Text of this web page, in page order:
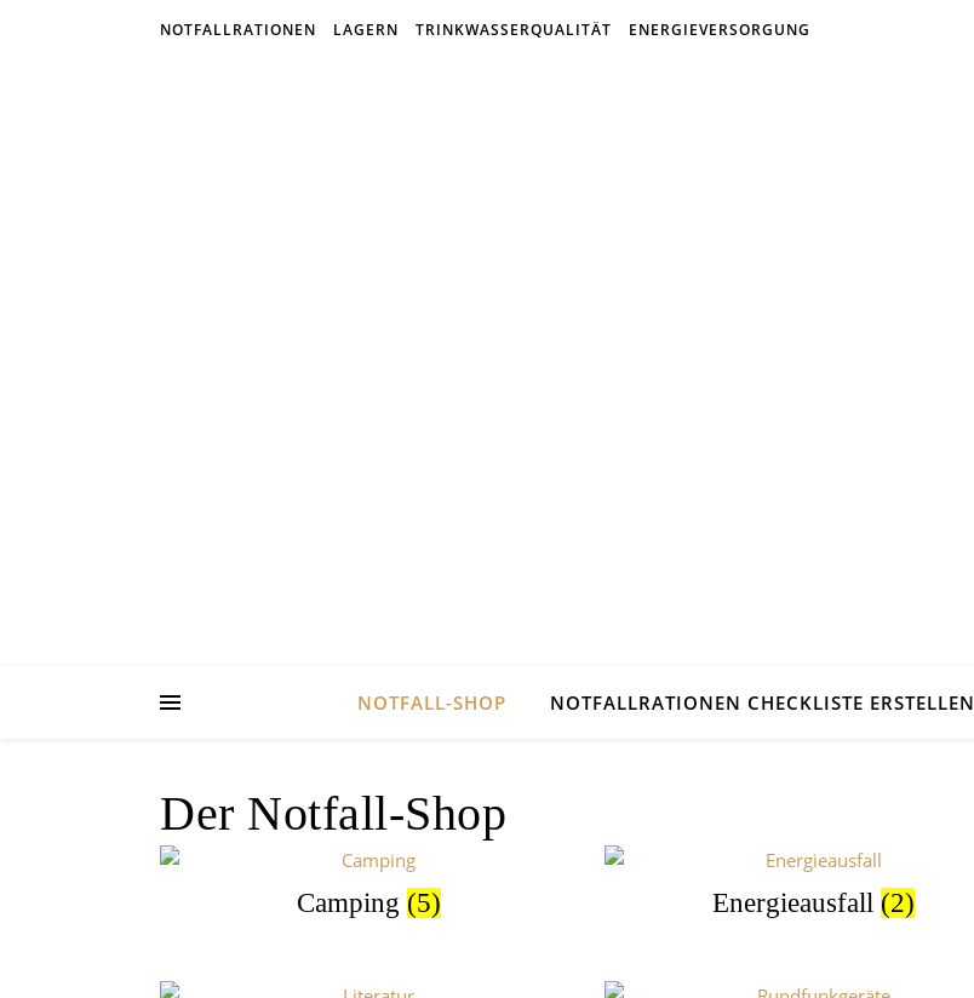
NOTFALLRATIONEN LAGERN TRINKWASSERQUALITÄT ENERGIEVERSORGUNG
NOTFALL-SHOP NOTFALLRATIONEN CHECKLISTE ERSTELLEN
Der Notfall-Shop
Camping (5) Energieausfall (2)